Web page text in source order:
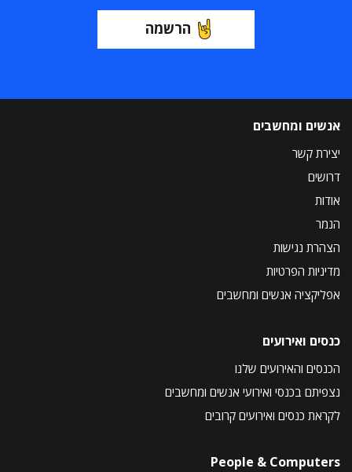
הרשמה
אנשים ומחשבים
יצירת קשר
דרושים
אודות
הנמר
הצהרת נגישות
מדיניות הפרטיות
אפליקציה אנשים ומחשבים
כנסים ואירועים
הכנסים והאירועים שלנו
נצפיתם בכנסי ואירועי אנשים ומחשבים
לקראת כנסים ואירועים קרובים
People & Computers